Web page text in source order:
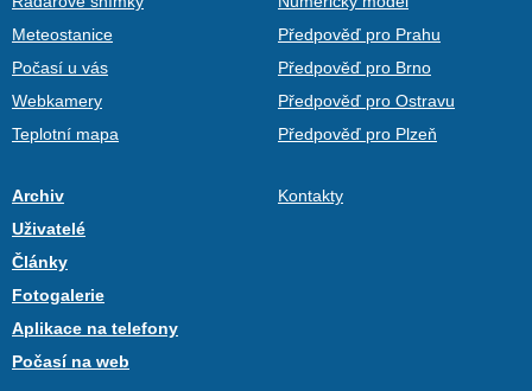
Meteostanice
Počasí u vás
Webkamery
Teplotní mapa
Předpověď pro Prahu
Předpověď pro Brno
Předpověď pro Ostravu
Předpověď pro Plzeň
Archiv
Uživatelé
Články
Fotogalerie
Aplikace na telefony
Počasí na web
Kontakty